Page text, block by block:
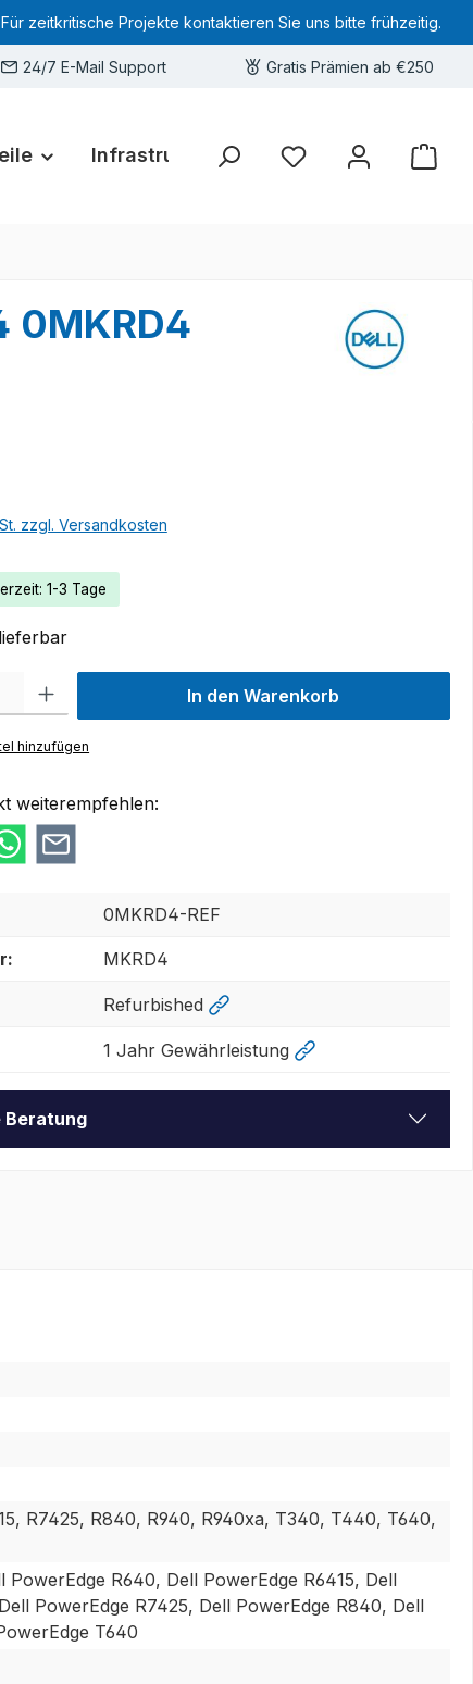
zeitkritische Projekte kontaktieren Sie uns bitte frühzeitig.
24/7 E-Mail Support Gratis Prämien ab €250
Infrastruktur Hardware-Deals
Sie haben 0 Produkte
0MKRD4
zzgl. Versandkosten
1-3 Tage
den gewünschten Wert ein oder benutze die Schaltflächen um die
In den Warenkorb
hinzufügen
weiterempfehlen:
0MKRD4-REF
MKRD4
Refurbished
1 Jahr Gewährleistung
Beratung
R7425, R840, R940, R940xa, T340, T440, T640,
R640, Dell PowerEdge R6415, Dell
PowerEdge R7425, Dell PowerEdge R840, Dell
T640